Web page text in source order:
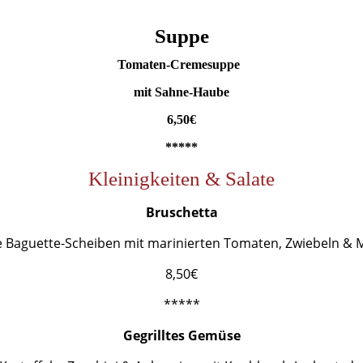
Suppe
Tomaten-Cremesuppe
mit Sahne-Haube
6,50€
*****
Kleinigkeiten & Salate
Bruschetta
Baguette-Scheiben mit marinierten Tomaten, Zwiebeln &
8,50€
*****
Gegrilltes Gemüse